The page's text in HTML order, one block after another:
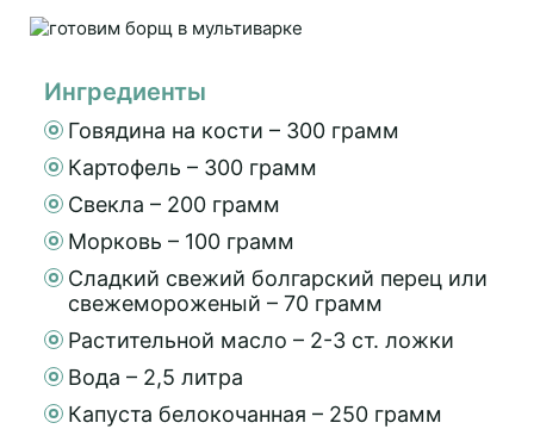
Ингредиенты
Говядина на кости – 300 грамм
Картофель – 300 грамм
Свекла – 200 грамм
Морковь – 100 грамм
Сладкий свежий болгарский перец или
свежемороженый – 70 грамм
Растительной масло – 2-3 ст. ложки
Вода – 2,5 литра
Капуста белокочанная – 250 грамм